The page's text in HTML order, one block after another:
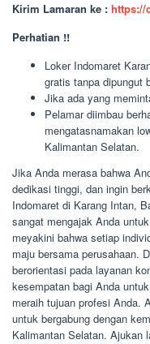
Kirim Lamaran ke : https://
Perhatian !!
Loker Indomaret
gratis tanpa dipungut
Jika ada yang
Pelamar diimbau
mengatasnamakan
Kalimantan Selatan.
Jika Anda merasa bahwa
dedikasi tinggi, dan ingin
Indomaret di Karang Intan,
sangat mengajak Anda
meyakini bahwa setiap
maju bersama perusahaan.
berorientasi pada layanan
kesempatan bagi Anda
meraih tujuan profesi Anda.
untuk bergabung dengan
Kalimantan Selatan. Ajukan